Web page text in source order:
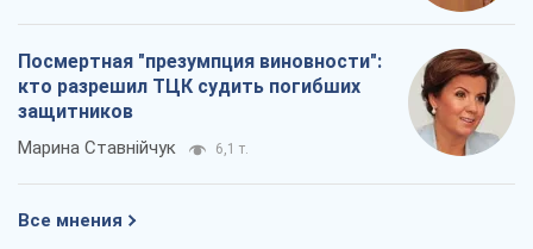
Посмертная "презумпция виновности":
кто разрешил ТЦК судить погибших
защитников
Марина Ставнійчук 6,1 т.
Все мнения